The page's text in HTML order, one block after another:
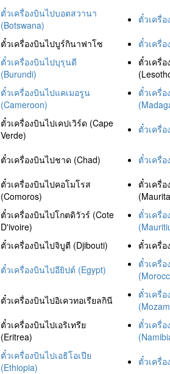
ตั๋วเครื่องบินไปบอตสวานา
(Botswana)
ตั๋วเครื่
ตั๋วเครื่องบินไปบูร์กินาฟาโซ
ตั๋วเครื่
ตั๋วเครื่องบินไปบุรุนดี
(Burundi)
ตั๋วเครื่
ตั๋วเครื่องบินไปแคเมอรูน
(Cameroon)
ตั๋วเครื่
ตั๋วเครื่องบินไปเคปเวิร์ด (Cape
Verde)
ตั๋วเครื่
ตั๋วเครื่องบินไปชาด (Chad)
ตั๋วเครื่
ตั๋วเครื่องบินไปคอโมโรส
(Comoros)
ตั๋วเครื่
ตั๋วเครื่องบินไปโกตดิวัวร์ (Cote
D'ivoire)
ตั๋วเครื่
ตั๋วเครื่องบินไปจิบูตี (Djibouti)
ตั๋วเครื่
ตั๋วเครื่องบินไปอียิปต์ (Egypt)
ตั๋วเครื่
ตั๋วเครื่องบินไปอิเควทอเรียลกินี
ตั๋วเครื่
ตั๋วเครื่องบินไปเอริเทรีย
(Eritrea)
ตั๋วเครื่
ตั๋วเครื่องบินไปเอธิโอเปีย
(Ethiopia)
ตั๋วเครื่